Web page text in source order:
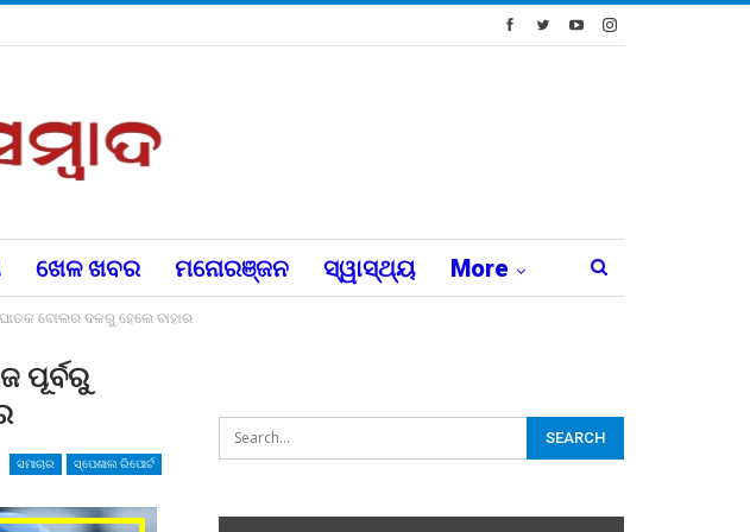
ଖେଳ ଖବର ମନୋରଞ୍ଜନ ସ୍ୱାସ୍ଥ୍ୟ More
ବୋଲର ଦଳରୁ ହେଲେ ବାହାର
ପୂର୍ବରୁ
ସମାଚାର ସ୍ପେଶାଲ ରିପୋର୍ଟ